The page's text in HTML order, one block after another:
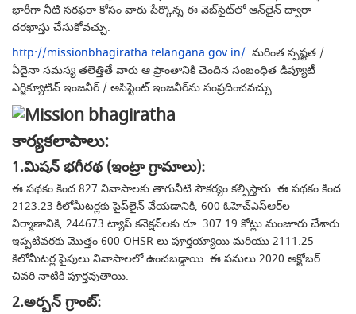
భారీగా నీటి సరఫరా కోసం వారు పేర్కొన్న ఈ వెబ్‌సైట్‌లో ఆన్‌లైన్ ద్వారా
దరఖాస్తు చేసుకోవచ్చు.
http://missionbhagiratha.telangana.gov.in/ మరింత స్పష్టత /
ఏదైనా సమస్య తలెత్తితే వారు ఆ ప్రాంతానికి చెందిన సంబంధిత డిప్యూటీ
ఎగ్జిక్యూటివ్ ఇంజనీర్ / అసిస్టెంట్ ఇంజనీర్‌ను సంప్రదించవచ్చు.
కార్యకలాపాలు:
1.మిషన్ భగీరథ (ఇంట్రా గ్రామాలు):
ఈ పథకం కింద 827 నివాసాలకు తాగునీటి సౌకర్యం కల్పిస్తారు. ఈ పథకం కింద
2123.23 కిలోమీటర్లకు పైప్‌లైన్ వేయడానికి, 600 ఓహెచ్‌ఎస్‌ఆర్‌ల
నిర్మాణానికి, 244673 ట్యాప్ కనెక్షన్‌లకు రూ .307.19 కోట్లు మంజూరు చేశారు.
ఇప్పటివరకు మొత్తం 600 OHSR లు పూర్తయ్యాయి మరియు 2111.25
కిలోమీటర్ల పైపులు నివాసాలలో ఉంచబడ్డాయి. ఈ పనులు 2020 అక్టోబర్
చివరి నాటికి పూర్తవుతాయి.
2.అర్బన్ గ్రాంట్: